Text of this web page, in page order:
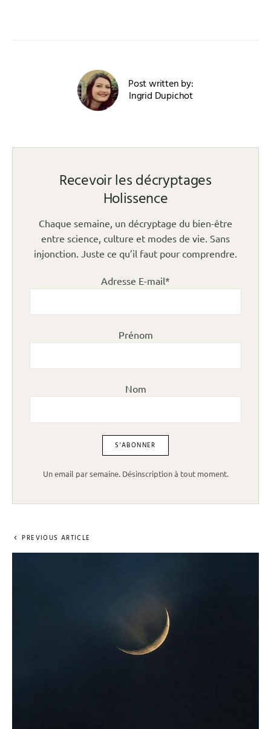
Post written by:
Ingrid Dupichot
Recevoir les décryptages
Holissence
Chaque semaine, un décryptage du bien-être
entre science, culture et modes de vie. Sans
injonction. Juste ce qu’il faut pour comprendre.
Adresse E-mail*
Prénom
Nom
Un email par semaine. Désinscription à tout moment.
PREVIOUS ARTICLE